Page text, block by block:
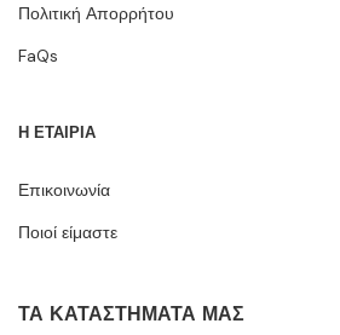
Πολιτική Απορρήτου
FaQs
Η ΕΤΑΙΡΙΑ
Επικοινωνία
Ποιοί είμαστε
ΤΑ ΚΑΤΑΣΤΉΜΑΤΆ ΜΑΣ